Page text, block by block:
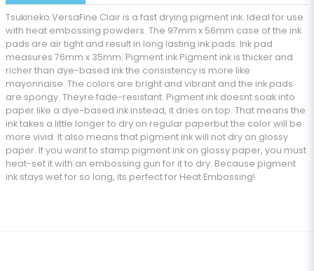
Tsukineko VersaFine Clair is a fast drying pigment ink. Ideal for use
with heat embossing powders. The 97mm x 56mm case of the ink
pads are air tight and result in long lasting ink pads. Ink pad
measures 76mm x 35mm. Pigment ink Pigment ink is thicker and
richer than dye-based ink the consistency is more like
mayonnaise. The colors are bright and vibrant and the ink pads
are spongy. Theyre fade-resistant. Pigment ink doesnt soak into
paper like a dye-based ink instead, it dries on top. That means the
ink takes a little longer to dry on regular paperbut the color will be
more vivid. It also means that pigment ink will not dry on glossy
paper. If you want to stamp pigment ink on glossy paper, you must
heat-set it with an embossing gun for it to dry. Because pigment
ink stays wet for so long, its perfect for Heat Embossing!